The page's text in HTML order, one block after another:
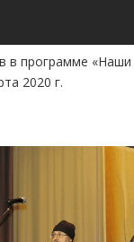
в программе
2020 г.